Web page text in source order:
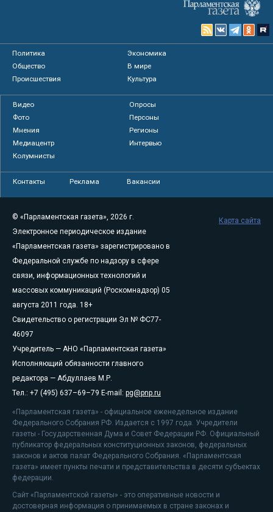
Политика
Экономика
Общество
В мире
Происшествия
Культура
Видео
Опросы
Фото
Персоны
Мнения
Регионы
Медиацентр
Интервью
Колумнисты
Контакты Реклама Вакансии
© «Парламентская газета», 2026 г.
Электронное периодическое издание
«Парламентская газета» зарегистрировано в
Федеральной службе по надзору в сфере
связи, информационных технологий и
массовых коммуникаций (Роскомнадзор) 05
августа 2011 года. 18+
Свидетельство о регистрации Эл № ФС77-
46097
Учредитель — АНО «Парламентская газета»
Исполняющий обязанности главного
редактора — Абдуллаев М.Р.
Тел.: +7 (495) 637–69–79 E-mail: pg@pnp.ru
«Парламентская газета» - официальное еженедельное издание
Федерального Собрания РФ. Издается с 1997 года. Учредители
газеты - Государственная Дума и Совет Федерации РФ. Официальный
публикатор федеральных конституционных законов, федеральных
законов и актов палат Федерального Собрания. «Парламентская
газета» имеет пункты печати и представительства в десяти субъектах
федерации.
Сайт «Парламентской газеты» - это оперативные новости и
достоверная информация о принимаемых в стране законах и
Карта сайта